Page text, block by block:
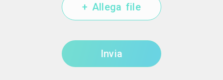
+ Allega file
Invia